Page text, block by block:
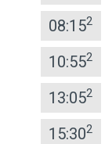
08:152
10:552
13:052
15:302